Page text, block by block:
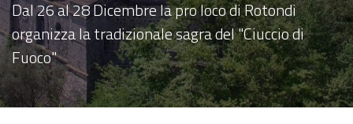
Dal 26 al 28 Dicembre la pro loco di Rotondi
organizza la tradizionale sagra del "Ciuccio di
Fuoco"